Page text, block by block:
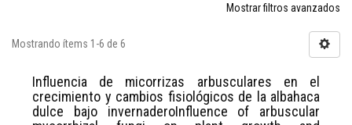
Mostrar filtros avanzados
Mostrando ítems 1-6 de 6
Influencia de micorrizas arbusculares en el
crecimiento y cambios fisiológicos de la albahaca
dulce bajo invernaderoInfluence of arbuscular